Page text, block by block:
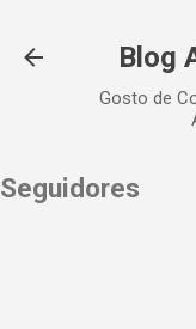
Blog
Gosto de
Seguidores